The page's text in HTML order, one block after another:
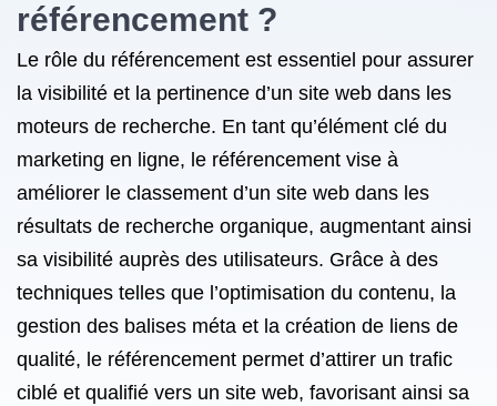
référencement ?
Le rôle du référencement est essentiel pour assurer
la visibilité et la pertinence d’un site web dans les
moteurs de recherche. En tant qu’élément clé du
marketing en ligne, le référencement vise à
améliorer le classement d’un site web dans les
résultats de recherche organique, augmentant ainsi
sa visibilité auprès des utilisateurs. Grâce à des
techniques telles que l’optimisation du contenu, la
gestion des balises méta et la création de liens de
qualité, le référencement permet d’attirer un trafic
ciblé et qualifié vers un site web, favorisant ainsi sa